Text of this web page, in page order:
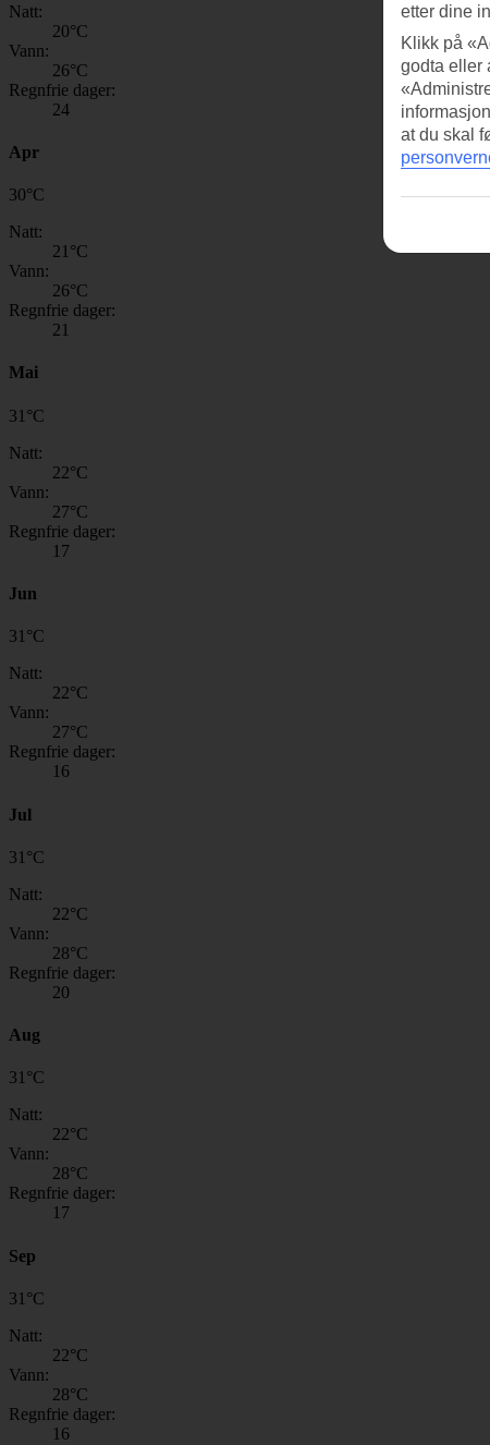
Natt:
20°C
Vann:
26°C
Regnfrie dager:
24
Apr
30°C
Natt:
21 °C
Vann:
26°C
Regnfrie dager:
21
Mai
31 °C
Natt:
22°C
Vann:
27°C
Regnfrie dager:
17
Jun
31 °C
Natt:
22°C
Vann:
27°C
Regnfrie dager:
16
Jul
31 °C
Natt:
22°C
Vann:
28°C
Regnfrie dager:
20
Aug
31 °C
Natt:
22°C
Vann:
28°C
Regnfrie dager:
17
Sep
31 °C
Natt:
22°C
Vann:
28°C
Regnfrie dager:
16
etter dine
Klikk på
godta eller
at du skal